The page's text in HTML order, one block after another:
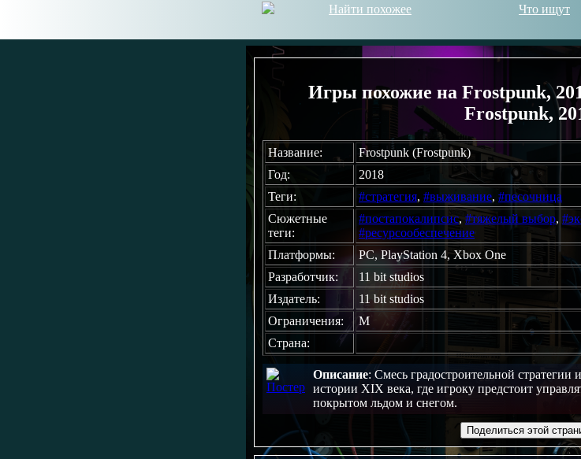
Найти похожее Что ищут
Игры похожие на Frostpunk,
Frostpunk,
Название:
Frostpunk (Frostpunk)
Год:
2018
Теги:
#стратегия, #выживание, #песочница
Сюжетные
теги:
#постапокалипсис, #тяжелый выбор,
#ресурсообеспечение
Платформы:
PC, PlayStation 4, Xbox One
Разработчик:
11 bit studios
Издатель:
11 bit studios
Ограничения:
M
Страна:
Описание: Смесь градостроительной
истории XIX века, где игроку предстоит
покрытом льдом и снегом.
Поделиться этой